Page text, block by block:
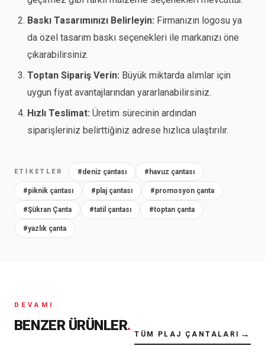
Baskı Tasarımınızı Belirleyin: Firmanızın logosu ya
da özel tasarım baskı seçenekleri ile markanızı öne
çıkarabilirsiniz.
Toptan Sipariş Verin: Büyük miktarda alımlar için
uygun fiyat avantajlarından yararlanabilirsiniz.
Hızlı Teslimat: Üretim sürecinin ardından
siparişleriniz belirttiğiniz adrese hızlıca ulaştırılır.
ETIKETLER #deniz çantası #havuz çantası
#piknik çantası #plaj çantası #promosyon çanta
#Şükran Çanta #tatil çantası #toptan çanta
#yazlık çanta
DEVAMI
BENZER ÜRÜNLER.
TÜM PLAJ ÇANTALARI →